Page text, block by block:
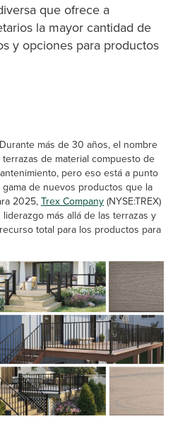
que ofrece a
la mayor cantidad de
y opciones para productos
más de 30 años, el nombre
de material compuesto de
pero eso está a punto
gama de nuevos productos que la
2025, Trex Company (NYSE:TREX)
más allá de las terrazas y
total para los productos para